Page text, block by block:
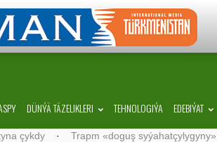
DÜNÝÄ TÄZELIKLERI TEHNOLOGIÝA EDEBIÝAT
«doguş syýahatçylygyny» gadagan etmekçi